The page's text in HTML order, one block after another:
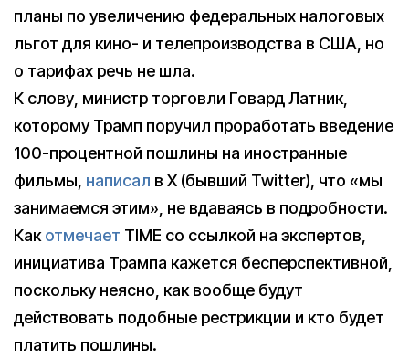
планы по увеличению федеральных налоговых
льгот для кино- и телепроизводства в США, но
о тарифах речь не шла.
К слову, министр торговли Говард Латник,
которому Трамп поручил проработать введение
100-процентной пошлины на иностранные
фильмы, написал в X (бывший Twitter), что «мы
занимаемся этим», не вдаваясь в подробности.
Какотмечает TIME со ссылкой на экспертов,
инициатива Трампа кажется бесперспективной,
поскольку неясно, как вообще будут
действовать подобные рестрикции и кто будет
платить пошлины.